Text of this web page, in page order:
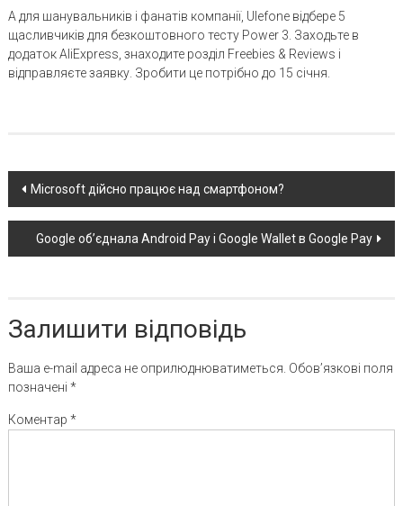
А для шанувальників і фанатів компанії, Ulefone відбере 5
щасливчиків для безкоштовного тесту Power 3. Заходьте в
додаток AliExpress, знаходите розділ Freebies & Reviews і
відправляєте заявку. Зробити це потрібно до 15 січня.
Post
navigation
Microsoft дійсно працює над смартфоном?
Google об’єднала Android Pay і Google Wallet в Google Pay
Залишити відповідь
Ваша e-mail адреса не оприлюднюватиметься. Обов’язкові поля
позначені *
Коментар *